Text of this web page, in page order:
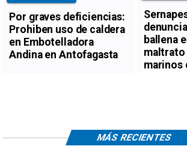
Por graves deficiencias:
Prohiben uso de caldera
en Embotelladora
Andina en Antofagasta
ballena
maltrato
marinos
MÁS RECIENTES